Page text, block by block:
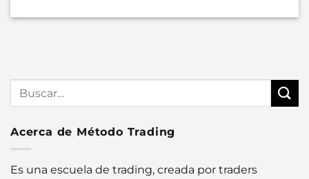
Acerca de Método Trading
Es una escuela de trading, creada por traders